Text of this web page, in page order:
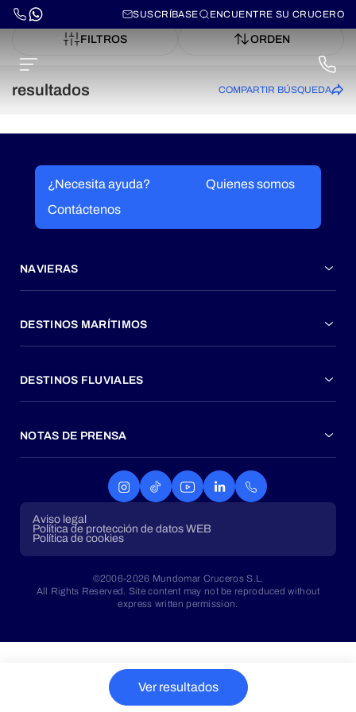
SUSCRÍBASE ENCUENTRE SU CRUCERO
FILTROS ORDEN
resultados COMPARTIR BÚSQUEDA
Ver resultados
¿Necesita ayuda?
Quienes somos
Contáctenos
NAVIERAS
DESTINOS MARÍTIMOS
DESTINOS FLUVIALES
NOTAS DE PRENSA
Aviso legal
Política de protección de datos WEB
Política de cookies
©2006-2026 Mundomar Cruceros S.L.
All Rights Reserved. Site content may not be reproduced without
express written permission.